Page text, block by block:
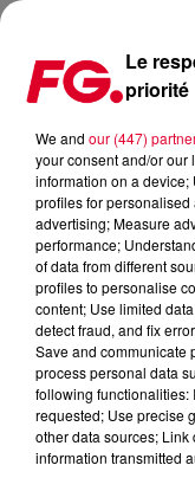
BON ENTENDEUR EN
Publié : 29 mars
Le
priorité
We and our (447)
your consent and/or our
information on a
profiles for
advertising; Measure
performance;
of data from different
profiles to personalise
content; Use limited
detect fraud, and fix
Save and communicate
process personal data
following functionalities:
requested; Use precise
other data sources;
information transmitted